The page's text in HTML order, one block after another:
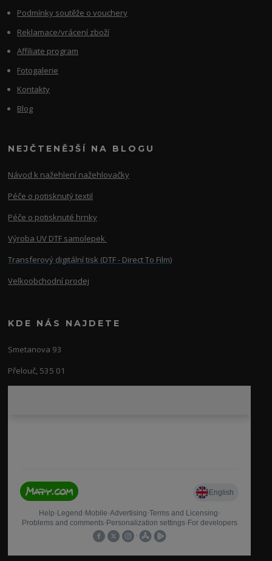
Podmínky soutěže o vouchery
Reklamace/vrácení zboží
Affiliate program
Fotogalerie
Kontakty
Blog
NEJČTENĚJŠÍ NA BLOGU
Návod k nažehlení nažehlovačky
Péče o potisknutý textil
Péče o potisknuté hrnky
Výroba UV DTF samolepek
Transferový digitální tisk (DTF - Direct To Film)
Velkoobchodní prodej
KDE NÁS NAJDETE
Smetanova 93
Přelouč, 535 01